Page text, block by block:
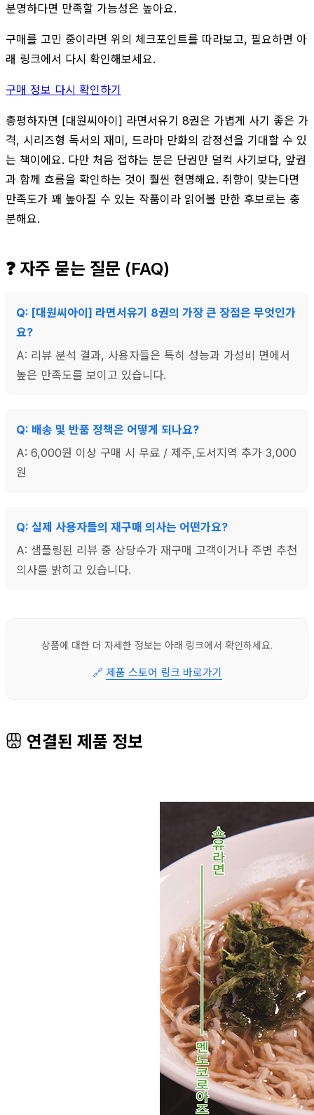
분명하다면 만족할 가능성은 높아요.
구매를 고민 중이라면 위의 체크포인트를 따라보고, 필요하면 아
래 링크에서 다시 확인해보세요.
구매 정보 다시 확인하기
총평하자면 [대원씨아이] 라면서유기 8권은 가볍게 사기 좋은 가
격, 시리즈형 독서의 재미, 드라마 만화의 감정선을 기대할 수 있
는 책이에요. 다만 처음 접하는 분은 단권만 덜컥 사기보다, 앞권
과 함께 흐름을 확인하는 것이 훨씬 현명해요. 취향이 맞는다면
만족도가 꽤 높아질 수 있는 작품이라 읽어볼 만한 후보로는 충
분해요.
❓ 자주 묻는 질문 (FAQ)
Q: [대원씨아이] 라면서유기 8권의 가장 큰 장점은 무엇인가
요?
A: 리뷰 분석 결과, 사용자들은 특히 성능과 가성비 면에서
높은 만족도를 보이고 있습니다.
Q: 배송 및 반품 정책은 어떻게 되나요?
A: 6,000원 이상 구매 시 무료 / 제주,도서지역 추가 3,000
원
Q: 실제 사용자들의 재구매 의사는 어떤가요?
A: 샘플링된 리뷰 중 상당수가 재구매 고객이거나 주변 추천
의사를 밝히고 있습니다.
상품에 대한 더 자세한 정보는 아래 링크에서 확인하세요.
🔗 제품 스토어 링크 바로가기
연결된 제품 정보